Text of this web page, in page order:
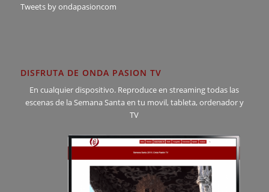
Tweets by ondapasioncom
DISFRUTA DE ONDA PASION TV
En cualquier dispositivo. Reproduce en streaming todas las
escenas de la Semana Santa en tu movil, tableta, ordenador y
TV